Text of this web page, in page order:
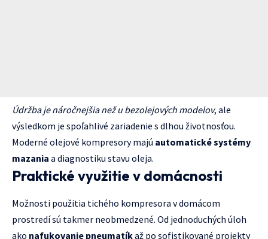
Údržba je náročnejšia než u bezolejových modelov, ale
výsledkom je spoľahlivé zariadenie s dlhou životnosťou.
Moderné olejové kompresory majú automatické systémy
mazania a diagnostiku stavu oleja.
Praktické využitie v domácnosti
Možnosti použitia tichého kompresora v domácom
prostredí sú takmer neobmedzené. Od jednoduchých úloh
ako nafukovanie pneumatíkaž po sofistikované projekty